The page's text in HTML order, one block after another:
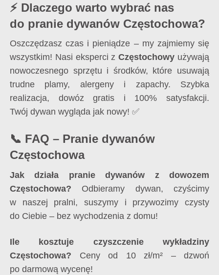
⚡ Dlaczego warto wybrać nas
do pranie dywanów Częstochowa?
Oszczędzasz czas i pieniądze – my zajmiemy się
wszystkim! Nasi eksperci zCzęstochowy używają
nowoczesnego sprzętu i środków, które usuwają
trudne plamy, alergeny i zapachy. Szybka
realizacja, dowóz gratis i 100% satysfakcji.
Twój dywan wygląda jak nowy! ✅
📞 FAQ – Pranie dywanów
Częstochowa
Jak działa pranie dywanów z dowozem
Częstochowa? Odbieramy dywan, czyścimy
w naszej pralni, suszymy i przywozimy czysty
do Ciebie – bez wychodzenia z domu!
Ile kosztuje czyszczenie wykładziny
Częstochowa? Ceny od 10 zł/m² – dzwoń
po darmową wycenę!